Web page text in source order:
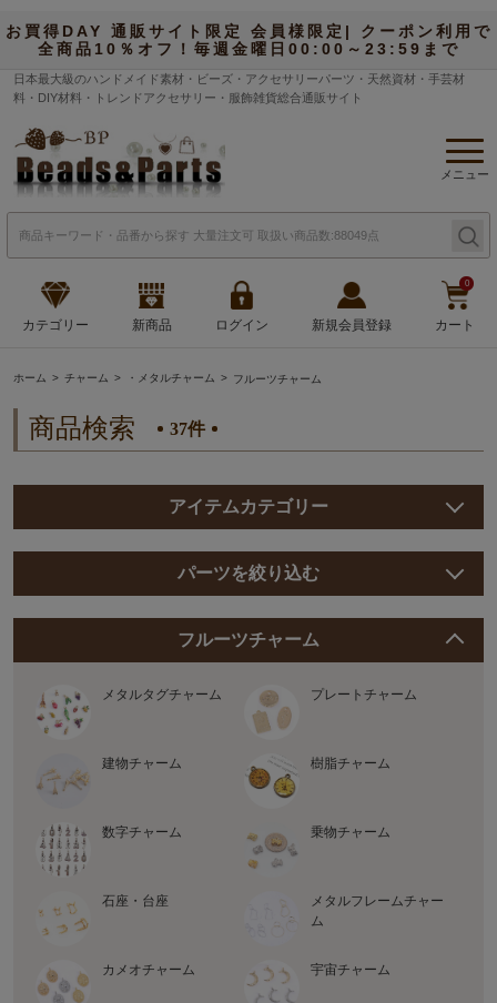
お買得DAY 通販サイト限定 会員様限定| クーポン利用で
全商品10％オフ！毎週金曜日00:00～23:59まで
日本最大級のハンドメイド素材・ビーズ・アクセサリーパーツ・天然資材・手芸材
料・DIY材料・トレンドアクセサリー・服飾雑貨総合通販サイト
メニュー
カテゴリー 新商品 ログイン 新規会員登録
0
カート
ホーム チャーム ・メタルチャーム フルーツチャーム
商品検索 37件
アイテムカテゴリー
パーツを絞り込む
フルーツチャーム
メタルタグチャーム プレートチャーム
建物チャーム 樹脂チャーム
数字チャーム 乗物チャーム
石座・台座
メタルフレームチャー
ム
カメオチャーム 宇宙チャーム